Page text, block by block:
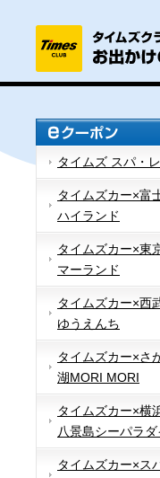
タイムズ スパ・
タイムズカー×富
ハイランド
タイムズカー×東
マーランド
タイムズカー×西
ゆうえんち
タイムズカー×さ
湖MORI MORI
タイムズカー×横
八景島シーパラダ
タイムズカー×ス